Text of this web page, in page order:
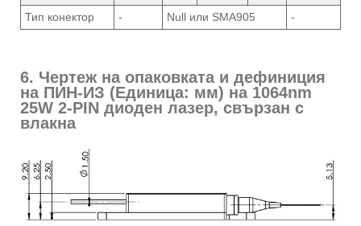
Тип конектор - Null или SMA905 -
6. Чертеж на опаковката и дефиниция
на ПИН-ИЗ (Единица: мм) на 1064nm
25W 2-PIN диоден лазер, свързан с
влакна